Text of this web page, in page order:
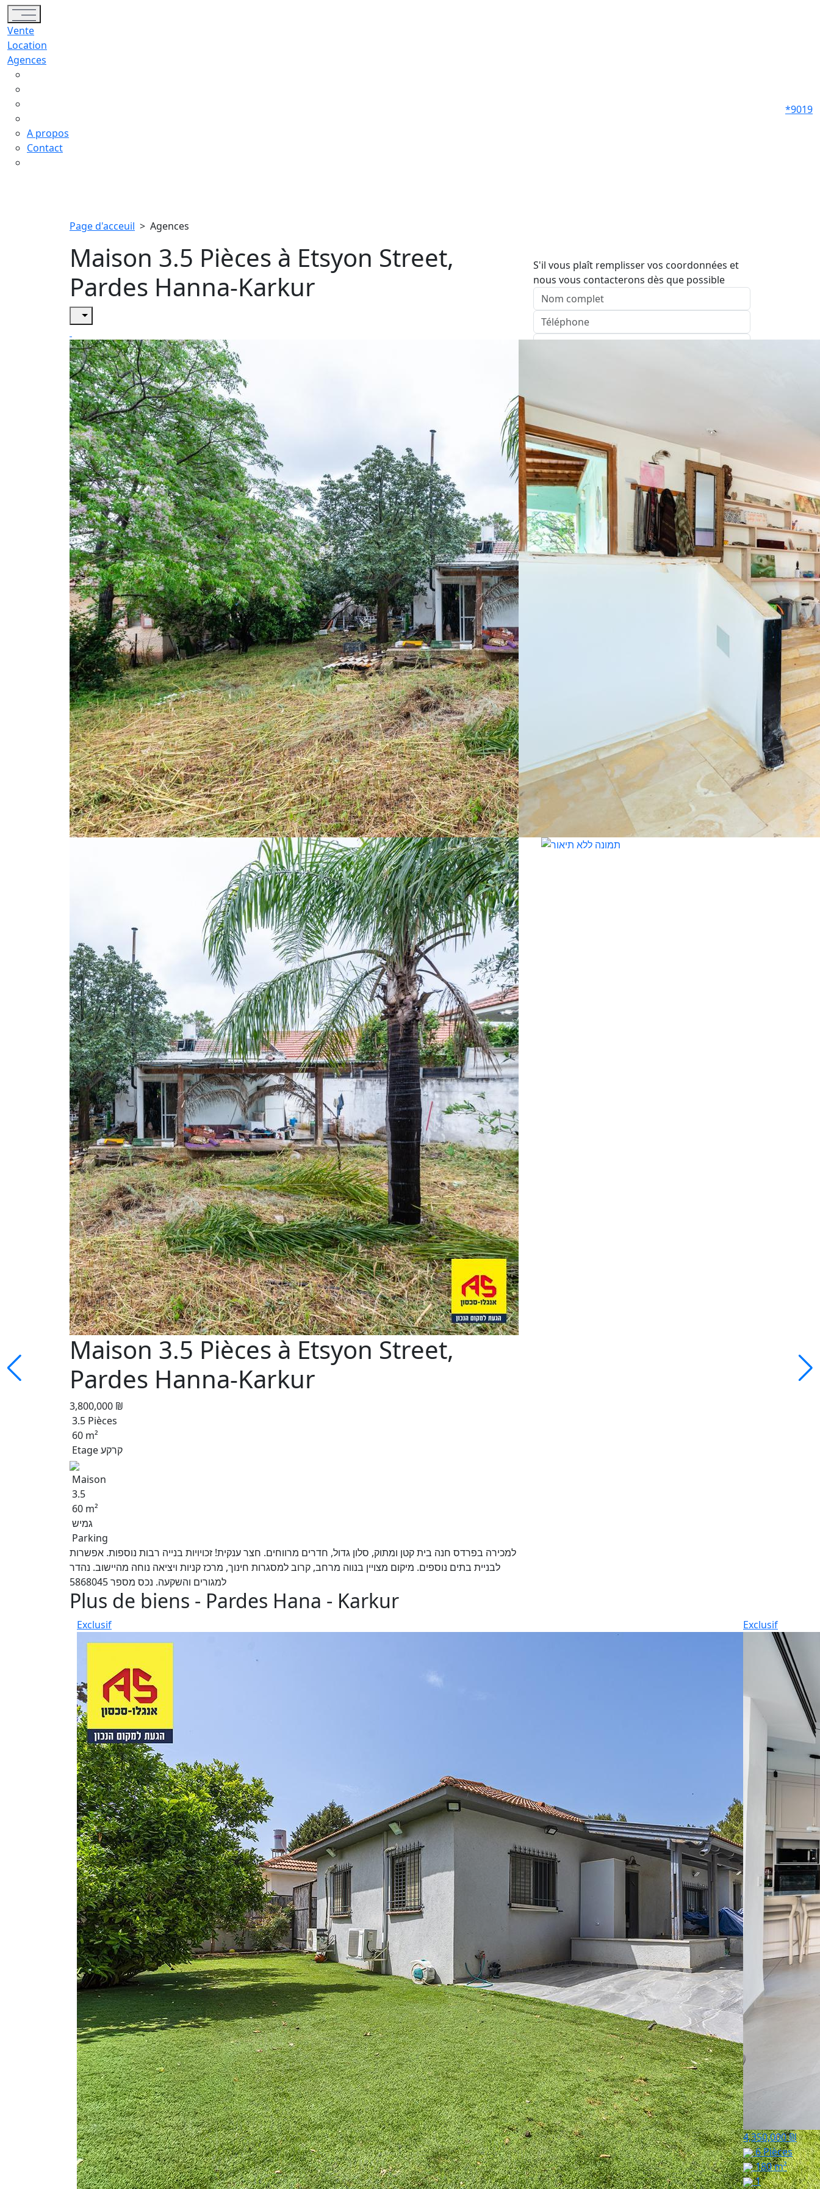
Toggle navigation
Vente
Location
Agences
A propos
Contact
*9019
Page d'acceuil > Agences
Maison 3.5 Pièces à Etsyon Street,
Pardes Hanna-Karkur
Maison 3.5 Pièces à Etsyon Street,
Pardes Hanna-Karkur
3,800,000 ₪
3.5 Pièces
60 m²
Etage קרקע
Maison
3.5
60 m²
גמיש
Parking
למכירה בפרדס חנה בית קטן ומתוק, סלון גדול, חדרים מרווחים. חצר ענקית! זכויויות בנייה רבות נוספות. אפשרות
לבניית בתים נוספים. מיקום מצויין בנווה מרחב, קרוב למסגרות חינוך, מרכז קניות ויציאה נוחה מהיישוב. נהדר
למגורים והשקעה. נכס מספר 5868045
S'il vous plaît remplisser vos coordonnées et
nous vous contacterons dès que possible
073-7026130
Appelez
Plus de biens - Pardes Hana - Karkur
Exclusif Exclusif
4,350,000 ₪
6 Pièces
180 m²
1